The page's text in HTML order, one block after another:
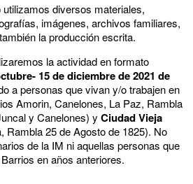
diversos materiales,
imágenes, archivos familiares,
la producción escrita.
la actividad en formato
15 de diciembre de 2021 de
a personas que vivan y/o trabajen en
Amorin, Canelones, La Paz, Rambla
y Canelones) y Ciudad Vieja
Rambla 25 de Agosto de 1825). No
de la IM ni aquellas personas que
en años anteriores.